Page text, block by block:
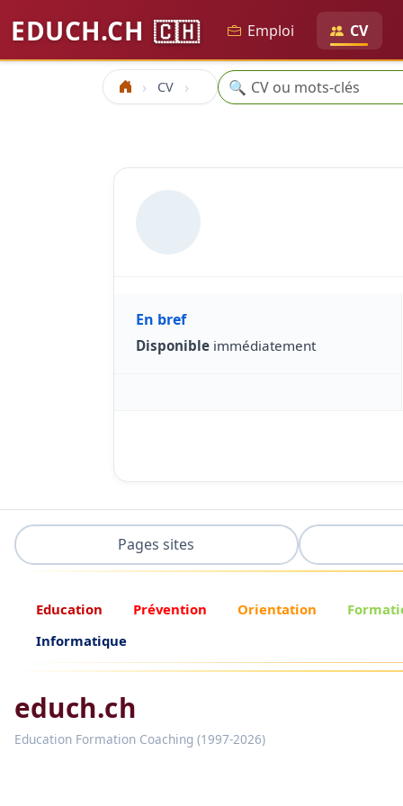
EDUCH.CH 🇨🇭 Emploi CV
Accueil CV Recherche
🔍
En bref
Disponible immédiatement
Pages sites
Education Prévention Orientation
Informatique
educh.ch
Education Formation Coaching (1997-2026)